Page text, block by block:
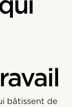
bâtissent de